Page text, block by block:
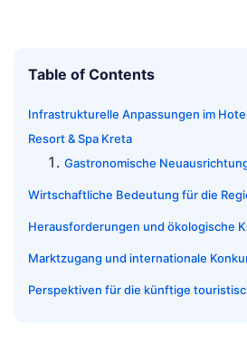
Table of Contents
Infrastrukturelle Anpassungen im
Resort & Spa Kreta
Gastronomische
Wirtschaftliche Bedeutung für die
Herausforderungen und ökologische
Marktzugang und internationale
Perspektiven für die künftige